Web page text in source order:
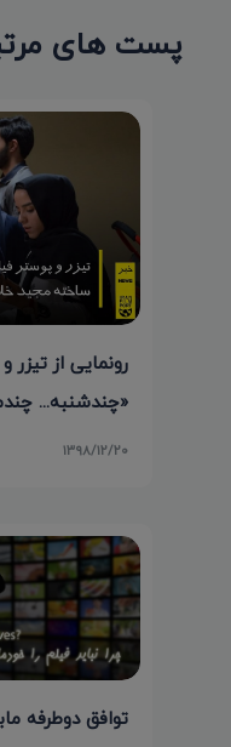
پست های
رونمایی از تیزر
«چندشنبه...
۱۳۹۸/۱۲/۲۰
توافق دوطرفه